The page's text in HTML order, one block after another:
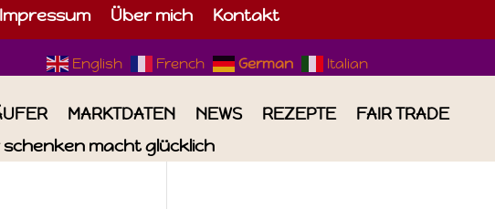
Impressum Über mich Kontakt
English French German Italian
MARKTDATEN NEWS REZEPTE
FAIR TRADE
schenken macht glücklich